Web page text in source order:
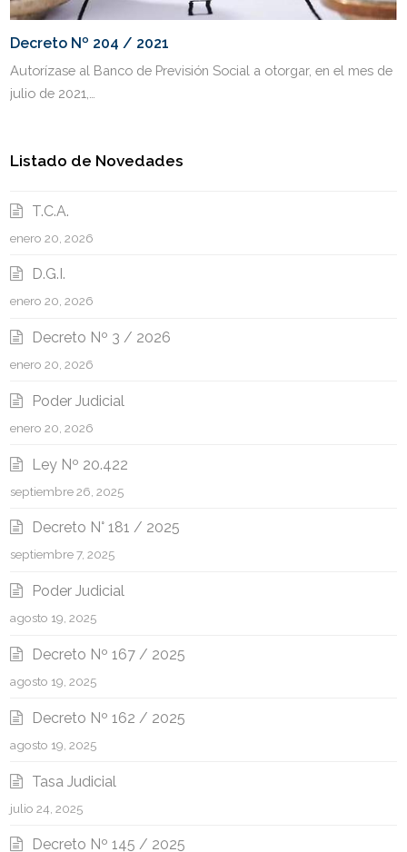
Decreto Nº 204 / 2021
Autorízase al Banco de Previsión Social a otorgar, en el mes de
julio de 2021,…
Listado de Novedades
T.C.A.
enero 20, 2026
D.G.I.
enero 20, 2026
Decreto Nº 3 / 2026
enero 20, 2026
Poder Judicial
enero 20, 2026
Ley Nº 20.422
septiembre 26, 2025
Decreto N° 181 / 2025
septiembre 7, 2025
Poder Judicial
agosto 19, 2025
Decreto Nº 167 / 2025
agosto 19, 2025
Decreto Nº 162 / 2025
agosto 19, 2025
Tasa Judicial
julio 24, 2025
Decreto Nº 145 / 2025